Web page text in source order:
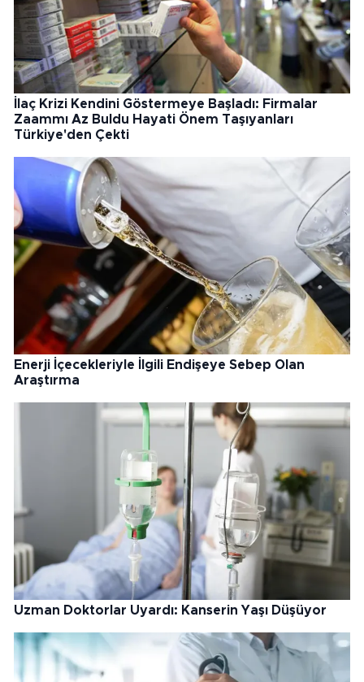
İlaç Krizi Kendini Göstermeye Başladı: Firmalar
Zaammı Az Buldu Hayati Önem Taşıyanları
Türkiye'den Çekti
Enerji İçecekleriyle İlgili Endişeye Sebep Olan
Araştırma
Uzman Doktorlar Uyardı: Kanserin Yaşı Düşüyor